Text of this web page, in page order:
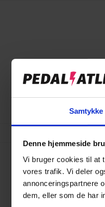
Samtykke
Denne hjemmeside
Vi bruger cookies til at
vores trafik. Vi deler
annonceringspartnere
dem, eller som de har